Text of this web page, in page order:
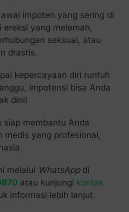
impoten yang sering di
ereksi yang melemah,
seksual, atau
drastis.
kepercayaan diri runtuh
impotensi bisa Anda
dini!
siap membantu Anda
medis yang profesional,
melalui WhatsAppdi
atau kunjungi kontak
informasi lebih lanjut.